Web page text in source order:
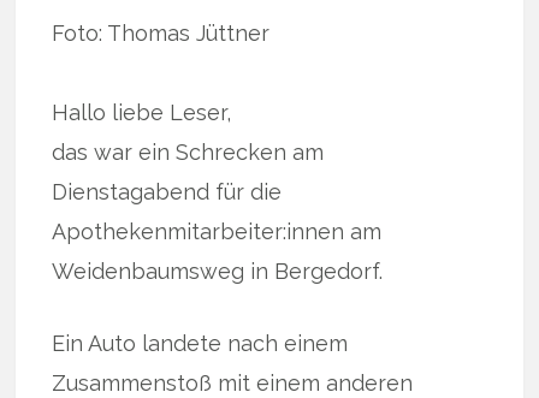
Foto: Thomas Jüttner
Hallo liebe Leser,
das war ein Schrecken am
Dienstagabend für die
Apothekenmitarbeiter:innen am
Weidenbaumsweg in Bergedorf.
Ein Auto landete nach einem
Zusammenstoß mit einem anderen